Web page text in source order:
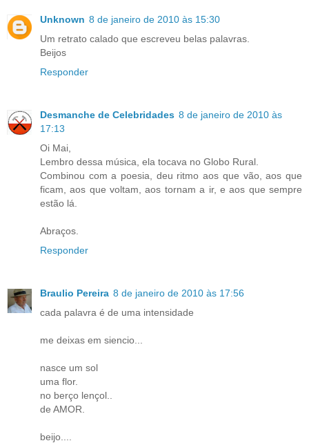
Unknown 8 de janeiro de 2010 às 15:30
Um retrato calado que escreveu belas palavras.
Beijos
Responder
Desmanche de Celebridades 8 de janeiro de 2010 às
17:13
Oi Mai,
Lembro dessa música, ela tocava no Globo Rural.
Combinou com a poesia, deu ritmo aos que vão, aos que
ficam, aos que voltam, aos tornam a ir, e aos que sempre
estão lá.
Abraços.
Responder
Braulio Pereira 8 de janeiro de 2010 às 17:56
cada palavra é de uma intensidade
me deixas em siencio...
nasce um sol
uma flor.
no berço lençol..
de AMOR.
beijo....